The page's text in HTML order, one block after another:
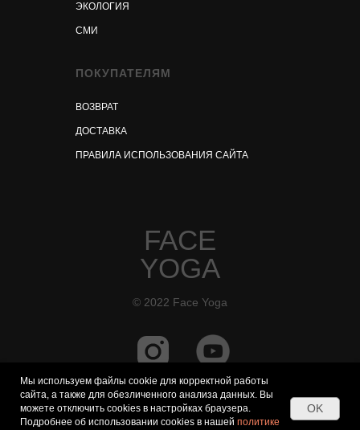
Мы используем файлы cookie для корректной работы
сайта, а также для обезличенного анализа данных. Вы
можете отключить cookies в настройках браузера.
Подробнее об использовании cookies в нашей политике
OK
ПОКУПАТЕЛЯМ
ВОЗВРАТ
© 2022 Face Yoga
FACE
YOGA
СМИ
ЭКОЛОГИЯ
ПРАВИЛА ИСПОЛЬЗОВАНИЯ САЙТА
ДОСТАВКА